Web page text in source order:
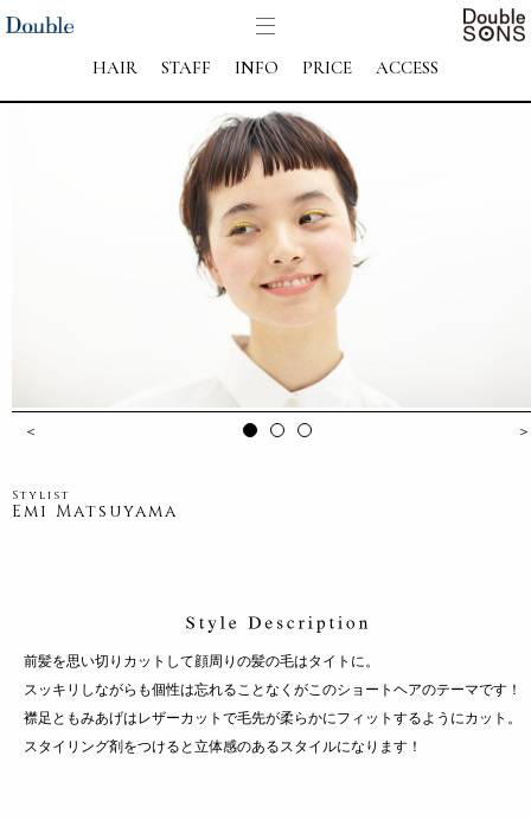
HAIR STAFF INFO PRICE ACCESS
＜ ＞
Stylist
Emi Matsuyama
前髪を思い切りカットして顔周りの髪の毛はタイトに。
スッキリしながらも個性は忘れることなくがこのショートヘアのテーマです！
襟足ともみあげはレザーカットで毛先が柔らかにフィットするようにカット。
スタイリング剤をつけると立体感のあるスタイルになります！